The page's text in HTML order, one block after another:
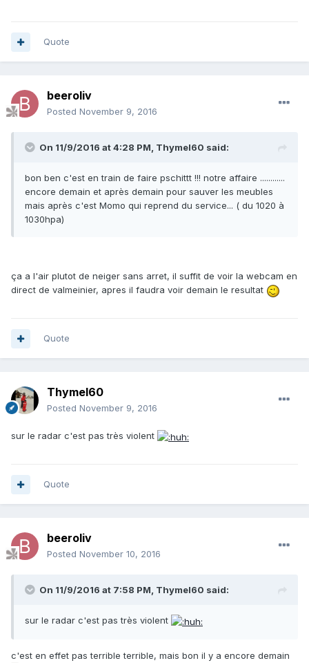
Quote
beeroliv
Posted November 9, 2016
On 11/9/2016 at 4:28 PM, Thymel60 said:
bon ben c'est en train de faire pschittt !!! notre affaire ............
encore demain et après demain pour sauver les meubles
mais après c'est Momo qui reprend du service... ( du 1020 à
1030hpa)
ça a l'air plutot de neiger sans arret, il suffit de voir la webcam en
direct de valmeinier, apres il faudra voir demain le resultat
Quote
Thymel60
Posted November 9, 2016
sur le radar c'est pas très violent
Quote
beeroliv
Posted November 10, 2016
On 11/9/2016 at 7:58 PM, Thymel60 said:
sur le radar c'est pas très violent
c'est en effet pas terrible terrible, mais bon il y a encore demain